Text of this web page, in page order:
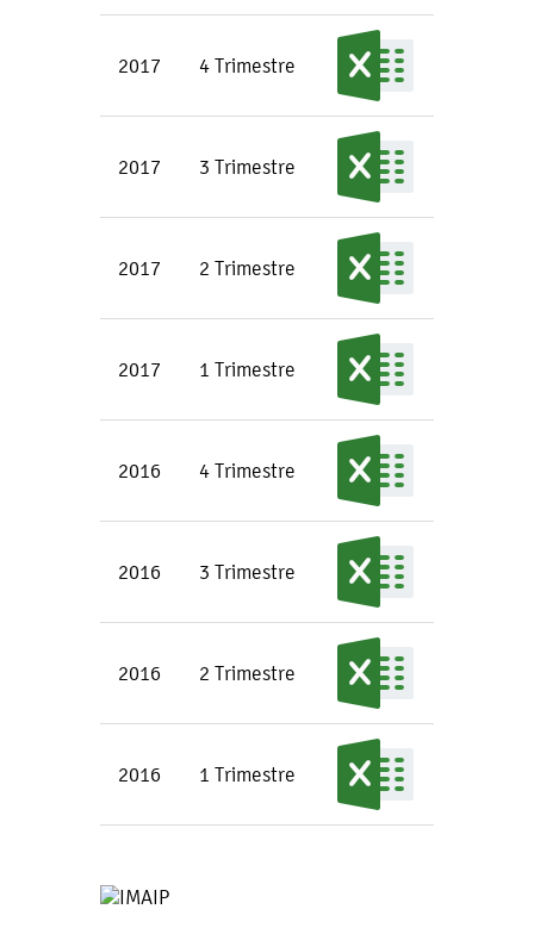
2017 4 Trimestre
2017 3 Trimestre
2017 2 Trimestre
2017 1 Trimestre
2016 4 Trimestre
2016 3 Trimestre
2016 2 Trimestre
2016 1 Trimestre